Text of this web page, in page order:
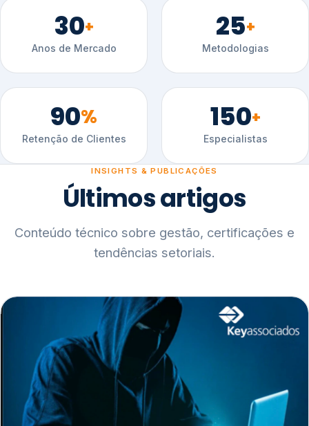
30+
Anos de Mercado
25+
Metodologias
90%
Retenção de Clientes
150+
Especialistas
INSIGHTS & PUBLICAÇÕES
Últimos artigos
Conteúdo técnico sobre gestão, certificações e
tendências setoriais.